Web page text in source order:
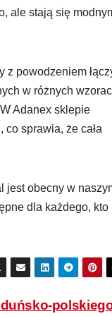
ale stają się
z powodzeniem
w różnych
Adanex sklepie
sprawia, że cała
jest obecny w
dla każdego, kto
duńsko-